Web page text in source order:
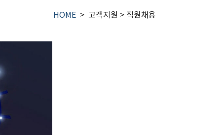
HOME > 고객지원 > 직원채용